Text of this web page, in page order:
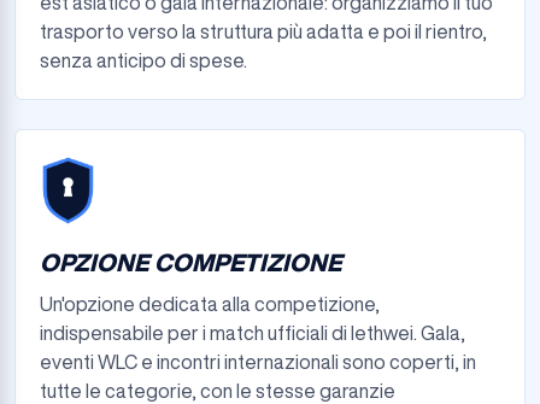
trasporto verso la struttura più adatta e poi il rientro,
senza anticipo di spese.
OPZIONE COMPETIZIONE
Un'opzione dedicata alla competizione,
indispensabile per i match ufficiali di lethwei. Gala,
eventi WLC e incontri internazionali sono coperti, in
tutte le categorie, con le stesse garanzie